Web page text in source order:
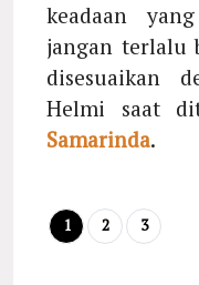
keadaan
jangan terlalu
disesuaikan
Helmi saat
Samarinda.
1 2 3